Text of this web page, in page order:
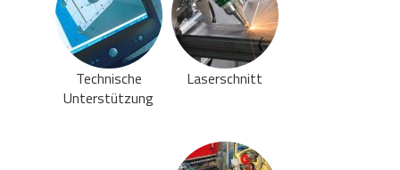
Technische
Unterstützung
Laserschnitt